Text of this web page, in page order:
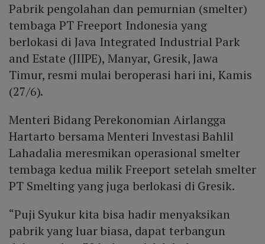
Pabrik pengolahan dan pemurnian (smelter)
tembaga PT Freeport Indonesia yang
berlokasi di Java Integrated Industrial Park
and Estate (JIIPE), Manyar, Gresik, Jawa
Timur, resmi mulai beroperasi hari ini, Kamis
(27/6).
Menteri Bidang Perekonomian Airlangga
Hartarto bersama Menteri Investasi Bahlil
Lahadalia meresmikan operasional smelter
tembaga kedua milik Freeport setelah smelter
PT Smelting yang juga berlokasi di Gresik.
“Puji Syukur kita bisa hadir menyaksikan
pabrik yang luar biasa, dapat terbangun